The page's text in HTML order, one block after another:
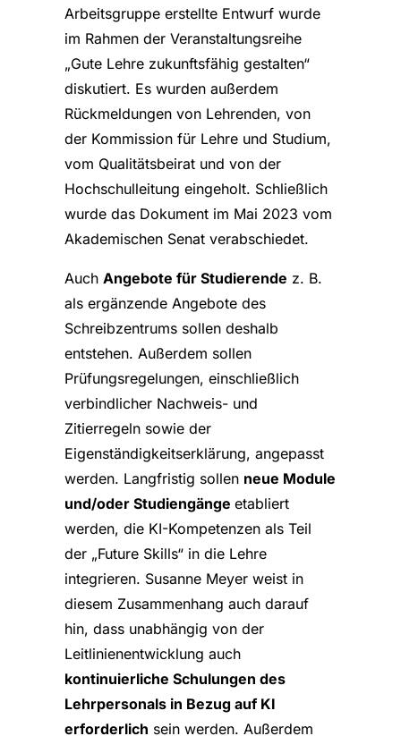
Arbeitsgruppe erstellte Entwurf wurde
im Rahmen der Veranstaltungsreihe
„Gute Lehre zukunftsfähig gestalten“
diskutiert. Es wurden außerdem
Rückmeldungen von Lehrenden, von
der Kommission für Lehre und Studium,
vom Qualitätsbeirat und von der
Hochschulleitung eingeholt. Schließlich
wurde das Dokument im Mai 2023 vom
Akademischen Senat verabschiedet.
Auch Angebote für Studierende z. B.
als ergänzende Angebote des
Schreibzentrums sollen deshalb
entstehen. Außerdem sollen
Prüfungsregelungen, einschließlich
verbindlicher Nachweis- und
Zitierregeln sowie der
Eigenständigkeitserklärung, angepasst
werden. Langfristig sollen neue Module
und/oder Studiengänge etabliert
werden, die KI-Kompetenzen als Teil
der „Future Skills“ in die Lehre
integrieren. Susanne Meyer weist in
diesem Zusammenhang auch darauf
hin, dass unabhängig von der
Leitlinienentwicklung auch
kontinuierliche Schulungen des
Lehrpersonals in Bezug auf KI
erforderlich sein werden. Außerdem